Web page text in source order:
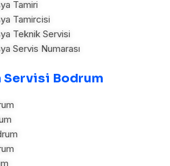
Tamiri
Tamircisi
Teknik Servisi
Servis Numarası
Servisi Bodrum